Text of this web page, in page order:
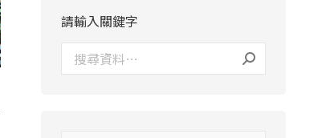
請輸入關鍵字